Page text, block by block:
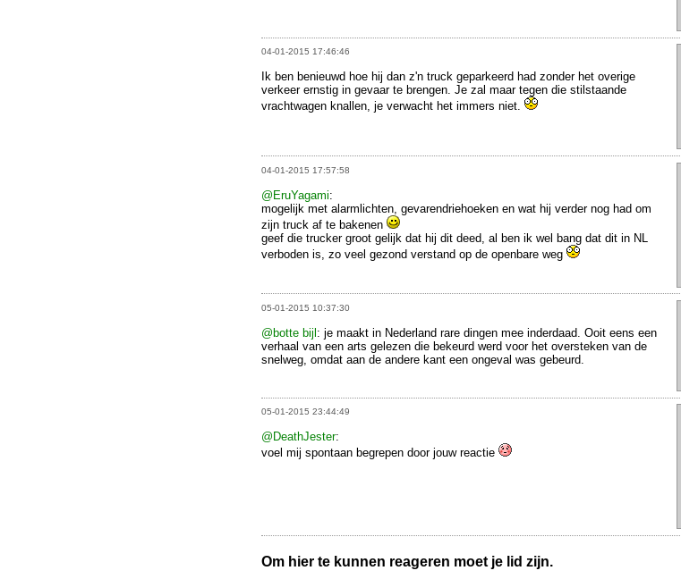
04-01-2015 17:46:46
Ik ben benieuwd hoe hij dan z'n truck geparkeerd had zonder het overige
verkeer ernstig in gevaar te brengen. Je zal maar tegen die stilstaande
vrachtwagen knallen, je verwacht het immers niet.
04-01-2015 17:57:58
@EruYagami:
mogelijk met alarmlichten, gevarendriehoeken en wat hij verder nog had om
zijn truck af te bakenen
geef die trucker groot gelijk dat hij dit deed, al ben ik wel bang dat dit in NL
verboden is, zo veel gezond verstand op de openbare weg
05-01-2015 10:37:30
@botte bijl : je maakt in Nederland rare dingen mee inderdaad. Ooit eens een
verhaal van een arts gelezen die bekeurd werd voor het oversteken van de
snelweg, omdat aan de andere kant een ongeval was gebeurd.
05-01-2015 23:44:49
@DeathJester:
voel mij spontaan begrepen door jouw reactie
Om hier te kunnen reageren moet je lid zijn.